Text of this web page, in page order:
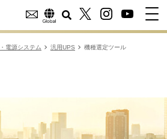
電源システム 汎用UPS 機種選定ツール